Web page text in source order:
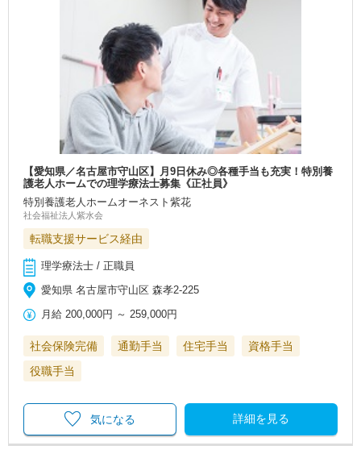
【愛知県／名古屋市守山区】月9日休み◎各種手当も充実！特別養
護老人ホームでの理学療法士募集《正社員》
特別養護老人ホームオーネスト紫花
社会福祉法人紫水会
転職支援サービス経由
理学療法士 / 正職員
愛知県 名古屋市守山区 森孝2-225
月給 200,000円 ～ 259,000円
社会保険完備 通勤手当 住宅手当
資格手当
役職手当
詳細を見る
気になる